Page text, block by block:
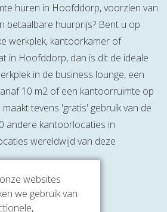
huren in Hoofddorp, voorzien van
betaalbare huurprijs? Bent u op
werkplek, kantoorkamer of
in Hoofddorp, dan is dit de ideale
in de business lounge, een
10 m2 of een kantoorruimte op
tevens 'gratis' gebruik van de
andere kantoorlocaties in
wereldwijd van deze
websites
we gebruik van